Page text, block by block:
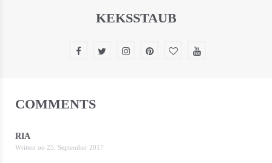
KEKSSTAUB
COMMENTS
RIA
Written on 25. September 2017